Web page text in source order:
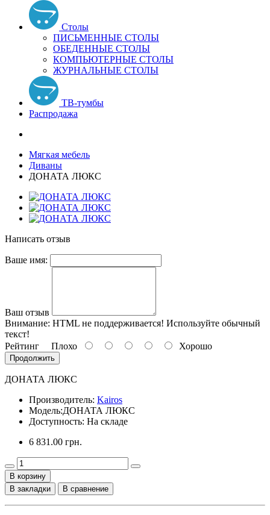
Столы
ПИСЬМЕННЫЕ СТОЛЫ
ОБЕДЕННЫЕ СТОЛЫ
КОМПЬЮТЕРНЫЕ СТОЛЫ
ЖУРНАЛЬНЫЕ СТОЛЫ
ТВ-тумбы
Распродажа
Мягкая мебель
Диваны
ДОНАТА ЛЮКС
Написать отзыв
Ваше имя:
Ваш отзыв
Внимание: HTML не поддерживается! Используйте обычный
текст!
Рейтинг Плохо Хорошо
Продолжить
ДОНАТА ЛЮКС
Производитель: Kairos
Модель:ДОНАТА ЛЮКС
Доступность: На складе
6 831.00 грн.
В корзину
В закладки
В сравнение